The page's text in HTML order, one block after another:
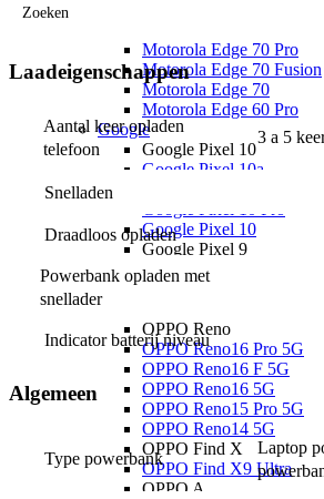
Motorola Edge 70 Pro
Motorola Edge 70 Fusion
Motorola Edge 70
Motorola Edge 60 Pro
Google
Google Pixel 10
Google Pixel 10a
Google Pixel 10
Google Pixel 9
Google Pixel 9a
OPPO
OPPO Reno
OPPO Reno16 Pro 5G
OPPO Reno16 F 5G
OPPO Reno16 5G
OPPO Reno15 Pro 5G
OPPO Reno14 5G
OPPO Find X
OPPO Find X9 Ultra
OPPO A
Zoeken
Laadeigenschappen
Aantal keer opladen
telefoon
3 a 5
Snelladen
Draadloos opladen
Powerbank opladen met
snellader
Indicator batterij niveau
Algemeen
Type powerbank
Laptop